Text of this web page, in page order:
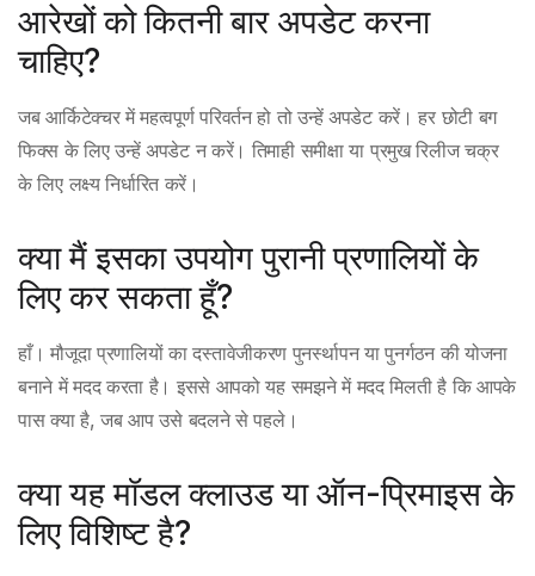
आरेखों को कितनी बार अपडेट करना
चाहिए?
जब आर्किटेक्चर में महत्वपूर्ण परिवर्तन हो तो उन्हें अपडेट करें। हर छोटी बग
फिक्स के लिए उन्हें अपडेट न करें। तिमाही समीक्षा या प्रमुख रिलीज चक्र
के लिए लक्ष्य निर्धारित करें।
क्या मैं इसका उपयोग पुरानी प्रणालियों के
लिए कर सकता हूँ?
हाँ। मौजूदा प्रणालियों का दस्तावेजीकरण पुनर्स्थापन या पुनर्गठन की योजना
बनाने में मदद करता है। इससे आपको यह समझने में मदद मिलती है कि आपके
पास क्या है, जब आप उसे बदलने से पहले।
क्या यह मॉडल क्लाउड या ऑन-प्रिमाइस के
लिए विशिष्ट है?